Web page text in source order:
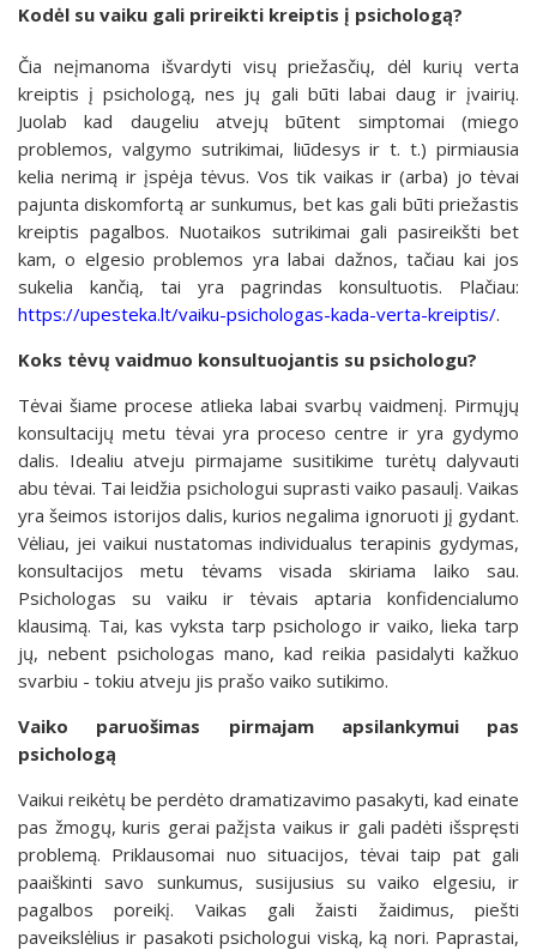
Kodėl su vaiku gali prireikti kreiptis į psichologą?
Čia neįmanoma išvardyti visų priežasčių, dėl kurių verta
kreiptis į psichologą, nes jų gali būti labai daug ir įvairių.
Juolab kad daugeliu atvejų būtent simptomai (miego
problemos, valgymo sutrikimai, liūdesys ir t. t.) pirmiausia
kelia nerimą ir įspėja tėvus. Vos tik vaikas ir (arba) jo tėvai
pajunta diskomfortą ar sunkumus, bet kas gali būti priežastis
kreiptis pagalbos. Nuotaikos sutrikimai gali pasireikšti bet
kam, o elgesio problemos yra labai dažnos, tačiau kai jos
sukelia kančią, tai yra pagrindas konsultuotis. Plačiau:
https://upesteka.lt/vaiku-psichologas-kada-verta-kreiptis/.
Koks tėvų vaidmuo konsultuojantis su psichologu?
Tėvai šiame procese atlieka labai svarbų vaidmenį. Pirmųjų
konsultacijų metu tėvai yra proceso centre ir yra gydymo
dalis. Idealiu atveju pirmajame susitikime turėtų dalyvauti
abu tėvai. Tai leidžia psichologui suprasti vaiko pasaulį. Vaikas
yra šeimos istorijos dalis, kurios negalima ignoruoti jį gydant.
Vėliau, jei vaikui nustatomas individualus terapinis gydymas,
konsultacijos metu tėvams visada skiriama laiko sau.
Psichologas su vaiku ir tėvais aptaria konfidencialumo
klausimą. Tai, kas vyksta tarp psichologo ir vaiko, lieka tarp
jų, nebent psichologas mano, kad reikia pasidalyti kažkuo
svarbiu - tokiu atveju jis prašo vaiko sutikimo.
Vaiko paruošimas pirmajam apsilankymui pas
psichologą
Vaikui reikėtų be perdėto dramatizavimo pasakyti, kad einate
pas žmogų, kuris gerai pažįsta vaikus ir gali padėti išspręsti
problemą. Priklausomai nuo situacijos, tėvai taip pat gali
paaiškinti savo sunkumus, susijusius su vaiko elgesiu, ir
pagalbos poreikį. Vaikas gali žaisti žaidimus, piešti
paveikslėlius ir pasakoti psichologui viską, ką nori. Paprastai,